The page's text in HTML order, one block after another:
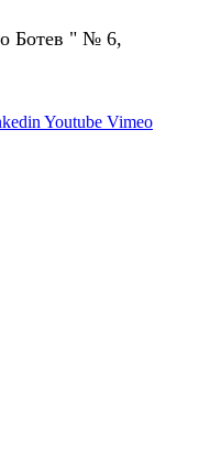
Ботев " № 6,
Youtube Vimeo